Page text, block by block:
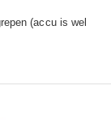
(accu is wel